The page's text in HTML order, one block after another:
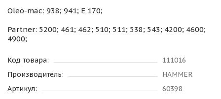
Oleo-mac: 938; 941; E 170;
Partner: 5200; 461; 462; 510; 511; 538; 543; 4200; 4600;
4900;
Код товара:
111016
Производитель:
HAMMER
Артикул:
60398